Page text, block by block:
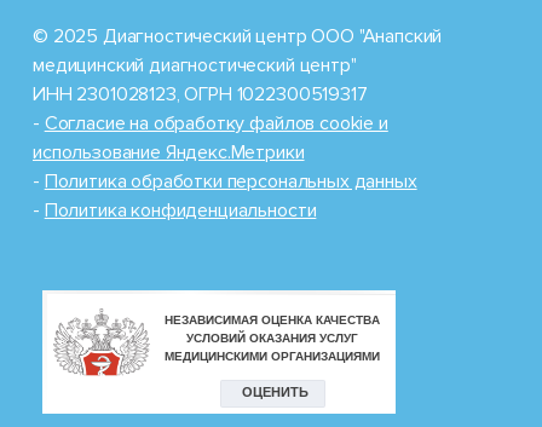
© 2025 Диагностический центр ООО "Анапский
медицинский диагностический центр"
ИНН 2301028123, ОГРН 1022300519317
- Cогласие на обработку файлов cookie и
использование Яндекс.Метрики
- Политика обработки персональных данных
- Политика конфиденциальности